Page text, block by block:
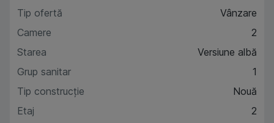
Tip ofertă
Vânzare
Camere
2
Starea
Versiune albă
Grup sanitar
1
Tip construcție
Nouă
Etaj
2